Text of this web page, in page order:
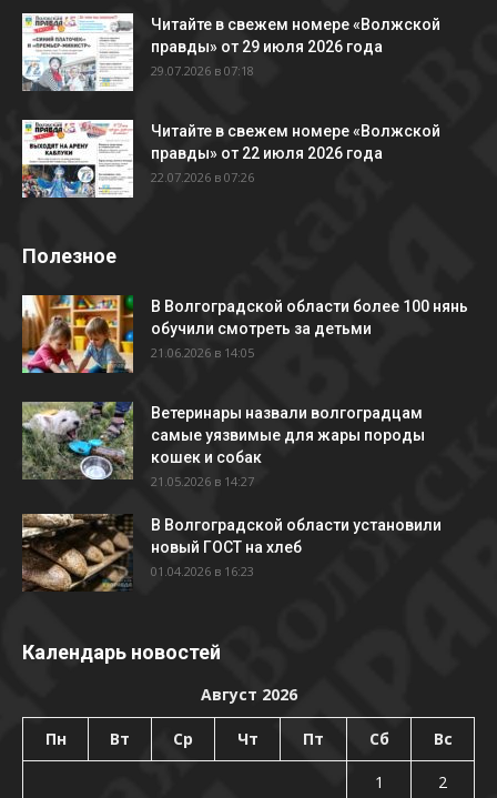
Читайте в свежем номере «Волжской
правды» от 29 июля 2026 года
29.07.2026 в 07:18
Читайте в свежем номере «Волжской
правды» от 22 июля 2026 года
22.07.2026 в 07:26
Полезное
В Волгоградской области более 100 нянь
обучили смотреть за детьми
21.06.2026 в 14:05
Ветеринары назвали волгоградцам
самые уязвимые для жары породы
кошек и собак
21.05.2026 в 14:27
В Волгоградской области установили
новый ГОСТ на хлеб
01.04.2026 в 16:23
Календарь новостей
Август 2026
Пн Вт Ср Чт Пт Сб Вс
1
2